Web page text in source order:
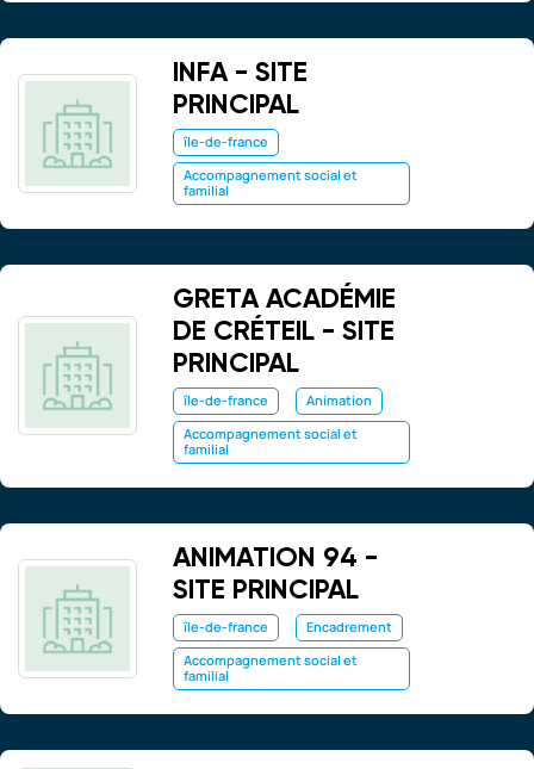
INFA - SITE
PRINCIPAL
île-de-france
Accompagnement social et
familial
GRETA ACADÉMIE
DE CRÉTEIL - SITE
PRINCIPAL
île-de-france
Animation
Accompagnement social et
familial
ANIMATION 94 -
SITE PRINCIPAL
île-de-france
Encadrement
Accompagnement social et
familial